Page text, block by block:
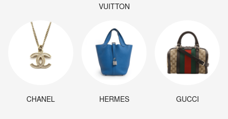
VUITTON
CHANEL HERMES GUCCI